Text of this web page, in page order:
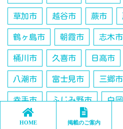
草加市 越谷市 蕨市
鶴ヶ島市 朝霞市 志木市
桶川市 久喜市 日高市
八潮市 富士見市 三郷市
幸手市 ふじみ野市 白
入間郡三芳町 入間郡毛呂山
HOME 掲載のご案内